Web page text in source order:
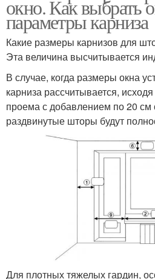
окно. Как выбрать
параметры карниза
Какие размеры карнизов для
Эта величина высчитывается
В случае, когда размеры окна
карниза рассчитывается,
проема с добавлением по 20 см
раздвинутые шторы будут
Для плотных тяжелых гардин,